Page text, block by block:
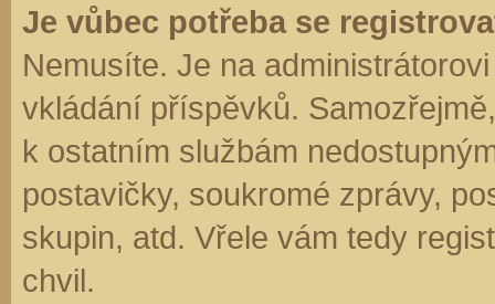
Je vůbec potřeba se
Nemusíte. Je na
vkládání příspěvků.
k ostatním službám
postavičky, soukromé zprávy,
skupin, atd. Vřele vám tedy
chvil.